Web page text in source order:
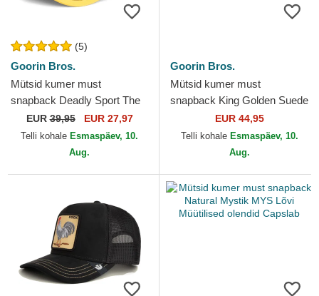
(5)
Goorin Bros.
Mütsid kumer must
snapback Deadly Sport The
Farm Goorin Bros.
EUR39,95 EUR 27,97
Telli kohale Esmaspäev, 10.
Aug.
Goorin Bros.
Mütsid kumer must
snapback King Golden Suede
The Farm Goorin Bros.
EUR 44,95
Telli kohale Esmaspäev, 10.
Aug.